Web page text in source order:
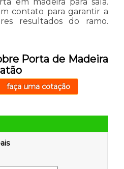
contato para garantir a
resultados do ramo.
Porta de Madeira
faça uma cotação